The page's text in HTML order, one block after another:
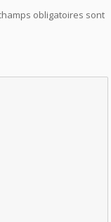
obligatoires sont